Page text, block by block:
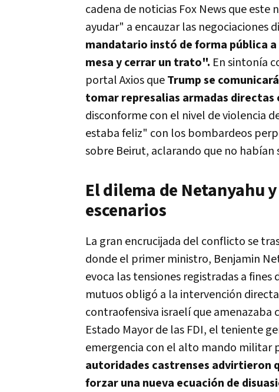
cadena de noticias Fox News que
ayudar" a encauzar las negociaciones
mandatario instó de forma pública
mesa y cerrar un trato". En sintonía
portal Axios queTrump se
tomar represalias armadas directas
disconforme con el nivel de violencia
estaba feliz" con los bombardeos
sobre Beirut, aclarando que no
El dilema de Netanyahu
escenarios
La gran encrucijada del conflicto se
donde el primer ministro, Benjamin
evoca las tensiones registradas a fines
mutuos obligó a la intervención
contraofensiva israelí que
Estado Mayor de las FDI, el teniente
emergencia con el alto mando militar
autoridades castrenses
forzar una nueva ecuación de